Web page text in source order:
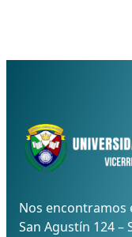
Nos encontramos
San Agustín 124 –